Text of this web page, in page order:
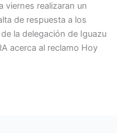
viernes realizaran un
de respuesta a los
la delegación de Iguazu
acerca al reclamo Hoy